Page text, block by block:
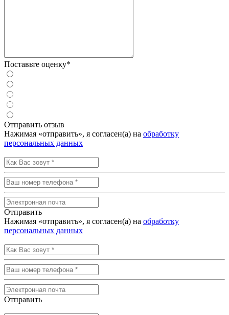
Поставьте оценку*
Отправить отзыв
Нажимая «отправить», я согласен(а) на обработку
персональных данных
Отправить
Нажимая «отправить», я согласен(а) на обработку
персональных данных
Отправить